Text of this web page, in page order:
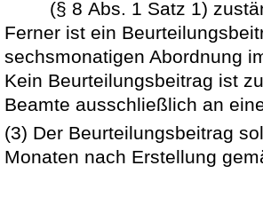
(§ 8 Abs. 1 Satz 1)
Ferner ist ein
sechsmonatigen Abordnung
Kein Beurteilungsbeitrag ist
Beamte ausschließlich an
(3) Der Beurteilungsbeitrag
Monaten nach Erstellung